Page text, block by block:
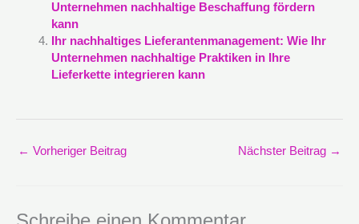
Unternehmen nachhaltige Beschaffung fördern
kann
Ihr nachhaltiges Lieferantenmanagement: Wie Ihr
Unternehmen nachhaltige Praktiken in Ihre
Lieferkette integrieren kann
← Vorheriger Beitrag Nächster Beitrag →